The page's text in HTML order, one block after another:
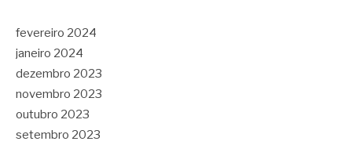
fevereiro 2024
janeiro 2024
dezembro 2023
novembro 2023
outubro 2023
setembro 2023